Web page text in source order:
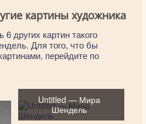
картины художника
других картин такого
Для того, что бы
перейдите по
Untitled — Мира
Шендель